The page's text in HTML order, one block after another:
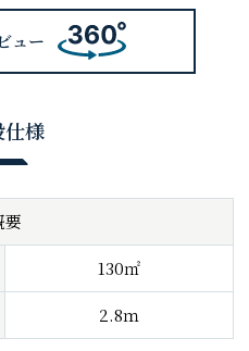
ュー
様
要
130㎡
2.8ｍ